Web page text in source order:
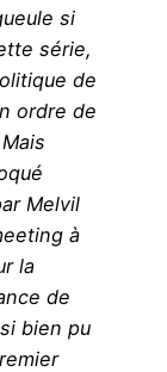
si
série,
de
ordre de
Melvil
à
la
de
bien pu